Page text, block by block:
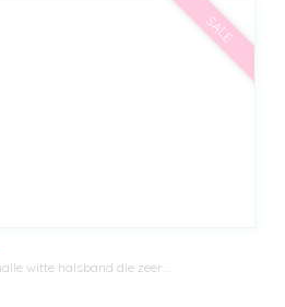
SALE
witte halsband die zeer…